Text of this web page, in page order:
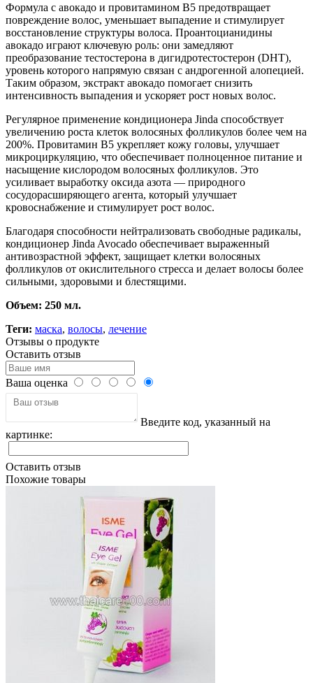
Формула с авокадо и провитамином В5 предотвращает
повреждение волос, уменьшает выпадение и стимулирует
восстановление структуры волоса. Проантоцианидины
авокадо играют ключевую роль: они замедляют
преобразование тестостерона в дигидротестостерон (DHT),
уровень которого напрямую связан с андрогенной алопецией.
Таким образом, экстракт авокадо помогает снизить
интенсивность выпадения и ускоряет рост новых волос.
Регулярное применение кондиционера Jinda способствует
увеличению роста клеток волосяных фолликулов более чем на
200%. Провитамин В5 укрепляет кожу головы, улучшает
микроциркуляцию, что обеспечивает полноценное питание и
насыщение кислородом волосяных фолликулов. Это
усиливает выработку оксида азота — природного
сосудорасширяющего агента, который улучшает
кровоснабжение и стимулирует рост волос.
Благодаря способности нейтрализовать свободные радикалы,
кондиционер Jinda Avocado обеспечивает выраженный
антивозрастной эффект, защищает клетки волосяных
фолликулов от окислительного стресса и делает волосы более
сильными, здоровыми и блестящими.
Объем: 250 мл.
Теги: маска, волосы, лечение
Отзывы о продукте
Оставить отзыв
Ваша оценка
Введите код, указанный на
картинке:
Оставить отзыв
Похожие товары